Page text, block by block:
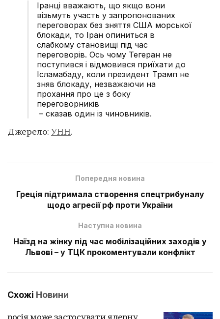
Іранці вважають, що якщо вони
візьмуть участь у запропонованих
переговорах без зняття США морської
блокади, то Іран опиниться в
слабкому становищі під час
переговорів. Ось чому Тегеран не
поступився і відмовився приїхати до
Ісламабаду, коли президент Трамп не
зняв блокаду, незважаючи на
прохання про це з боку
переговорників
– сказав один із чиновників.
Джерело: УНН.
Попередня новина
Греція підтримала створення спецтрибуналу
щодо агресії рф проти України
Наступна новина
Наїзд на жінку під час мобілізаційних заходів у
Львові – у ТЦК прокоментували конфлікт
Схожі Новини